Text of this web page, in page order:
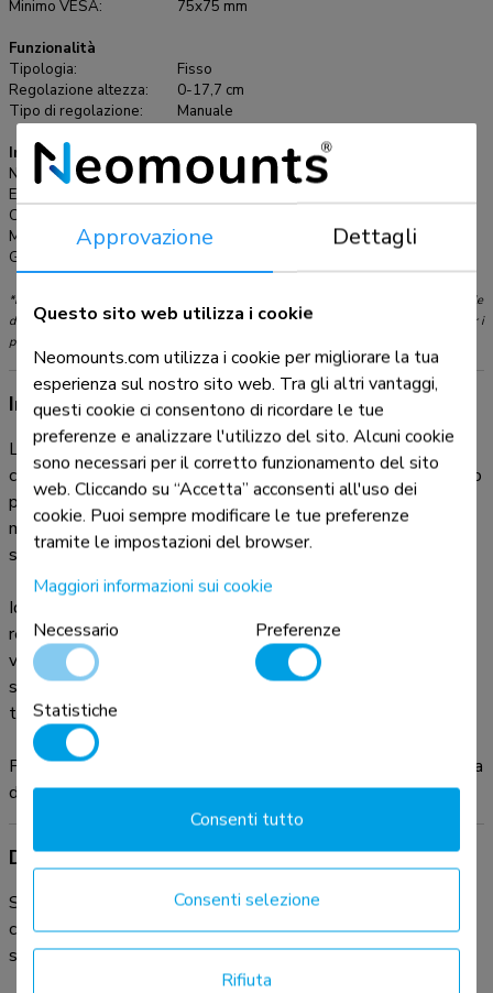
Minimo VESA:
75x75 mm
Funzionalità
Tipologia:
Fisso
Regolazione altezza:
0-17,7 cm
Tipo di regolazione:
Manuale
Informazioni
Numero articolo:
FPMA-LIFT100BLACK
EAN:
Colore:
Materiale principale:
Acciaio
Garanzia:
*Nota: le dimensioni in pollici segnalate sono solo indicative, combinate con il peso e le
dimensioni VESA. Il peso massimo e la dimensione VESA sono restrizioni assolute per i
prodotti e non devono essere superati.
Informazioni sul prodotto
L'adattatore Neomounts, modello FPMA-LIFT100BLACK,
consente semplicemente di regolare l'altezza di uno schermo
piatto. Questo adattatore è compatibile con fori VESA
modello 75x75 o 100x100 mm. È possibile combinarlo con
supporti a parete, scrivania e soffitto.
Ideale anche per supporti porta tastiera/mouse. L'altezza è
regolabile da 0 a 17,7 cm creando la posizione ideale di
visione. Il supporto FPMA-LIFT100BLACK è adatto a
schermi fino a 27" (68 cm) con una capacità massima di
trasporto di 8 kg.
Per una diversa (più grande) foratura, si può combinare con una
delle nostre piastre di adattamento VESA.
Documentazione del prodotto
Scarica qui la documentazione disponibile per il prodotto. In
caso di ulteriori domande, non esitare a contattare il nostro
servizio e supporto tecnico via e-mail:info@neomounts.com
Approvazione Dettagli
Questo sito web utilizza i cookie
Neomounts.com utilizza i cookie per migliorare la tua
esperienza sul nostro sito web. Tra gli altri vantaggi,
questi cookie ci consentono di ricordare le tue
preferenze e analizzare l'utilizzo del sito. Alcuni cookie
sono necessari per il corretto funzionamento del sito
web. Cliccando su “Accetta” acconsenti all'uso dei
cookie. Puoi sempre modificare le tue preferenze
tramite le impostazioni del browser.
Maggiori informazioni sui cookie
Necessario
Preferenze
Statistiche
Rifiuta
Consenti selezione
Consenti tutto